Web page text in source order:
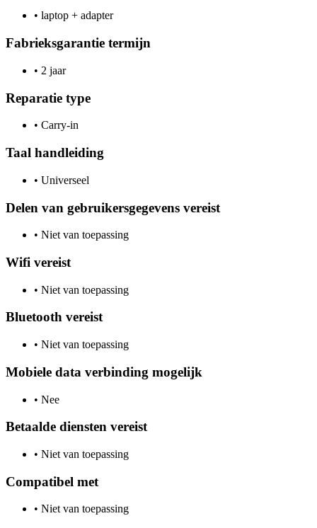
• laptop + adapter
Fabrieksgarantie termijn
• 2 jaar
Reparatie type
• Carry-in
Taal handleiding
• Universeel
Delen van gebruikersgegevens vereist
• Niet van toepassing
Wifi vereist
• Niet van toepassing
Bluetooth vereist
• Niet van toepassing
Mobiele data verbinding mogelijk
• Nee
Betaalde diensten vereist
• Niet van toepassing
Compatibel met
• Niet van toepassing